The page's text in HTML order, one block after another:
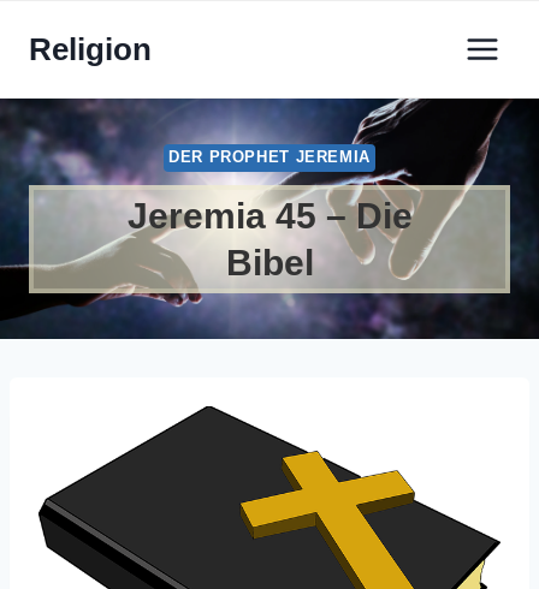
InhaltReligion
DER PROPHET JEREMIA
Jeremia 45 – Die
Bibel